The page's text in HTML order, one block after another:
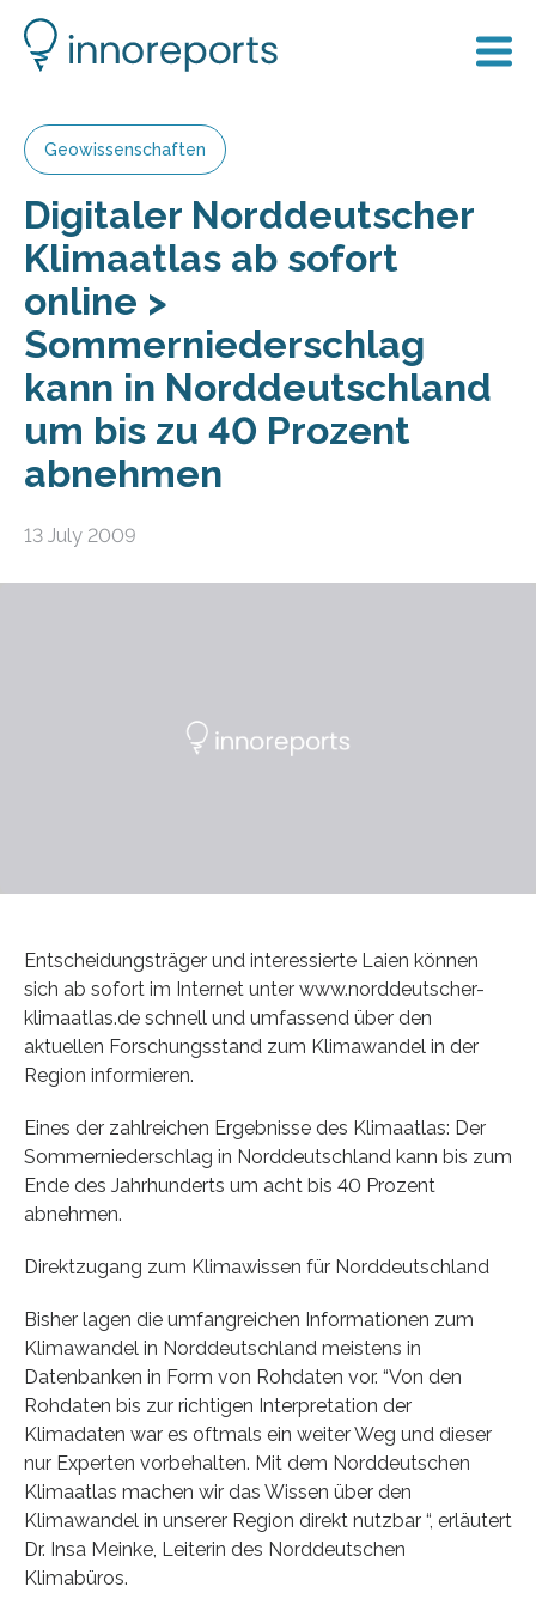
Geowissenschaften
Digitaler Norddeutscher
Klimaatlas ab sofort
online >
Sommerniederschlag
kann in Norddeutschland
um bis zu 40 Prozent
abnehmen
13 July 2009
Entscheidungsträger und interessierte Laien können
sich ab sofort im Internet unter www.norddeutscher-
klimaatlas.de schnell und umfassend über den
aktuellen Forschungsstand zum Klimawandel in der
Region informieren.
Eines der zahlreichen Ergebnisse des Klimaatlas: Der
Sommerniederschlag in Norddeutschland kann bis zum
Ende des Jahrhunderts um acht bis 40 Prozent
abnehmen.
Direktzugang zum Klimawissen für Norddeutschland
Bisher lagen die umfangreichen Informationen zum
Klimawandel in Norddeutschland meistens in
Datenbanken in Form von Rohdaten vor. “Von den
Rohdaten bis zur richtigen Interpretation der
Klimadaten war es oftmals ein weiter Weg und dieser
nur Experten vorbehalten. Mit dem Norddeutschen
Klimaatlas machen wir das Wissen über den
Klimawandel in unserer Region direkt nutzbar “, erläutert
Dr. Insa Meinke, Leiterin des Norddeutschen
Klimabüros.